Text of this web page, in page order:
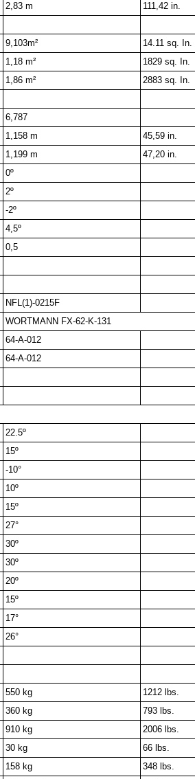
2,83 m 111,42 in.
9,103m²
14.11 sq. In.
1,18 m²
1829 sq. In.
1,86 m² 2883 sq. In.
6,787
1,158 m
45,59 in.
1,199 m
47,20 in.
0º
2º
-2º
4,5º
0,5
NFL(1)-0215F
WORTMANN FX-62-K-131
64-A-012
64-A-012
22.5º
15º
-10°
10º
15º
27°
30º
30º
20º
15º
17°
26°
550 kg
1212 lbs.
360 kg
793 lbs.
910 kg
2006 lbs.
30 kg
66 lbs.
158 kg
348 lbs.